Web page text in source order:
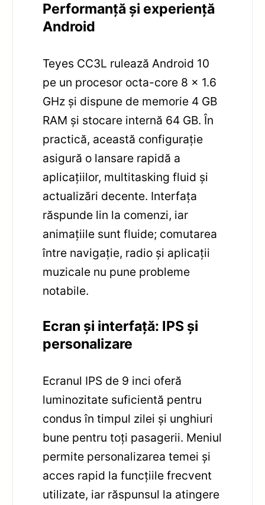
Performanță și experiență
Android
Teyes CC3L rulează Android 10
pe un procesor octa-core 8 x 1.6
GHz și dispune de memorie 4 GB
RAM și stocare internă 64 GB. În
practică, această configurație
asigură o lansare rapidă a
aplicațiilor, multitasking fluid și
actualizări decente. Interfața
răspunde lin la comenzi, iar
animațiile sunt fluide; comutarea
între navigație, radio și aplicații
muzicale nu pune probleme
notabile.
Ecran și interfață: IPS și
personalizare
Ecranul IPS de 9 inci oferă
luminozitate suficientă pentru
condus în timpul zilei și unghiuri
bune pentru toți pasagerii. Meniul
permite personalizarea temei și
acces rapid la funcțiile frecvent
utilizate, iar răspunsul la atingere